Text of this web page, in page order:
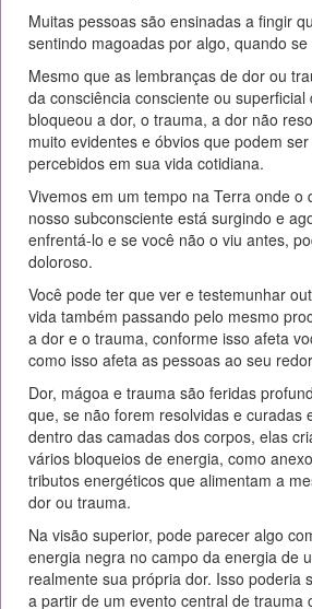
Muitas pessoas são ensinadas a fingir
sentindo magoadas por algo, quando
Mesmo que as lembranças de dor ou
da consciência consciente ou
bloqueou a dor, o trauma, a dor não
muito evidentes e óbvios que podem
percebidos em sua vida cotidiana.
Vivemos em um tempo na Terra onde o
nosso subconsciente está surgindo e
enfrentá-lo e se você não o viu antes,
doloroso.
Você pode ter que ver e testemunhar
vida também passando pelo mesmo
a dor e o trauma, conforme isso afeta
como isso afeta as pessoas ao seu
Dor, mágoa e trauma são feridas
que, se não forem resolvidas e curadas
dentro das camadas dos corpos, elas
vários bloqueios de energia, como
tributos energéticos que alimentam a
dor ou trauma.
Na visão superior, pode parecer algo
energia negra no campo da energia de
realmente sua própria dor. Isso poderia
a partir de um evento central de trauma